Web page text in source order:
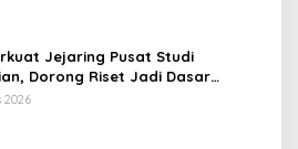
Jejaring Pusat Studi
Dorong Riset Jadi Dasar
dan Inovasi
2026